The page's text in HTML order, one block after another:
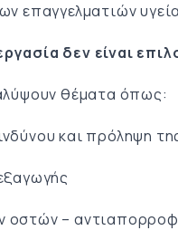
επαγγελματιών
δεν είναι
θέματα όπως:
και πρόληψη
οστών –